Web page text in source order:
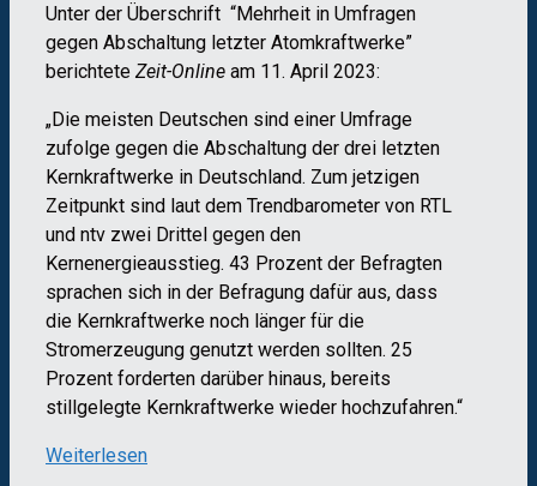
Unter der Überschrift “Mehrheit in Umfragen
gegen Abschaltung letzter Atomkraftwerke”
berichtete Zeit-Online am 11. April 2023:
„Die meisten Deutschen sind einer Umfrage
zufolge gegen die Abschaltung der drei letzten
Kernkraftwerke in Deutschland. Zum jetzigen
Zeitpunkt sind laut dem Trendbarometer von RTL
und ntv zwei Drittel gegen den
Kernenergieausstieg. 43 Prozent der Befragten
sprachen sich in der Befragung dafür aus, dass
die Kernkraftwerke noch länger für die
Stromerzeugung genutzt werden sollten. 25
Prozent forderten darüber hinaus, bereits
stillgelegte Kernkraftwerke wieder hochzufahren.“
Weiterlesen